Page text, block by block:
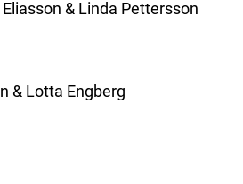
& Linda Pettersson
& Lotta Engberg